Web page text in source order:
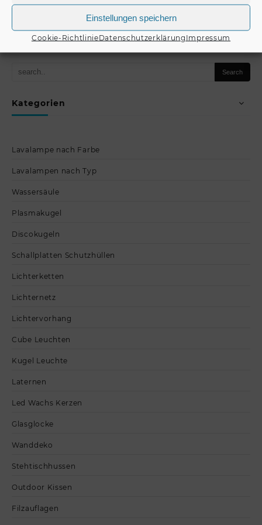
Einstellungen speichern
Cookie-RichtlinieDatenschutzerklärung Impressum
Kategorien
Lavalampe nach Farbe
Lavalampen nach Typ
Wassersäule
Plasmakugel
Discokugeln
Schallplatten Schutzhüllen
Lichterketten
Lichternetz
Lichtervorhang
Cube Leuchten
Kugel Leuchte
Laternen
Led Wachs Kerzen
Glasglocke
Wanddeko
Stehtischhussen
Outdoor Kissen
Filzauflagen